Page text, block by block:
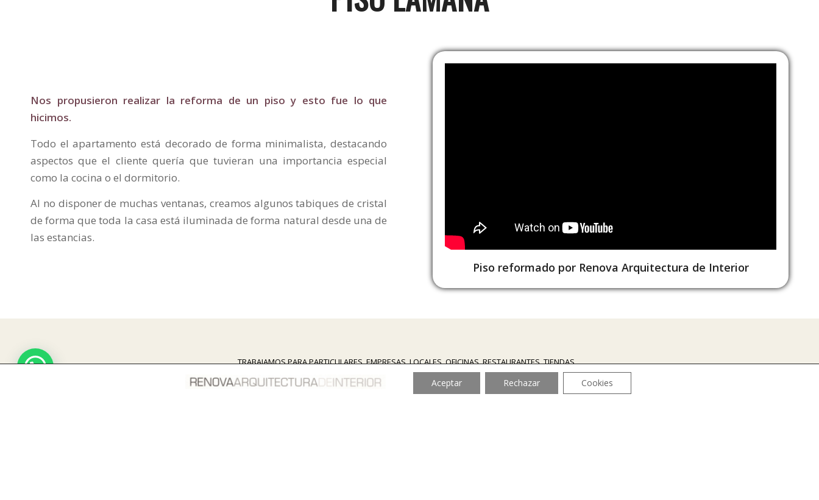
Nos propusieron realizar la reforma de un piso y esto fue lo que
hicimos.
Todo el apartamento está decorado de forma minimalista, destacando
aspectos que el cliente quería que tuvieran una importancia especial
como la cocina o el dormitorio.
Al no disponer de muchas ventanas, creamos algunos tabiques de cristal
de forma que toda la casa está iluminada de forma natural desde una de
las estancias.
Piso reformado por Renova Arquitectura de Interior
TRABAJAMOS PARA PARTICULARES, EMPRESAS, LOCALES, OFICINAS, RESTAURANTES, TIENDAS…
¡Y CUALQUIER LUGAR DONDE HAYA ALGUNA PARED!
Aceptar Rechazar Cookies